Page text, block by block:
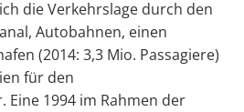
die Verkehrslage durch den
Autobahnen, einen
(2014: 3,3 Mio. Passagiere)
für den
Eine 1994 im Rahmen der